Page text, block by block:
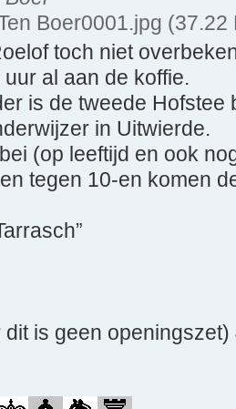
Boer0001.jpg
toch niet
al aan de koffie.
is de tweede
in Uitwierde.
(op leeftijd en ook
tegen 10-en komen
dit is geen openingszet)